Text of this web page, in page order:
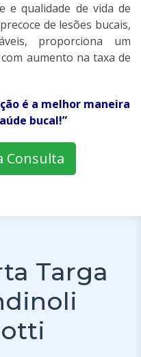
e qualidade de vida de
de lesões bucais,
proporciona um
aumento na taxa de
é a melhor maneira
bucal!”
Consulta
Targa